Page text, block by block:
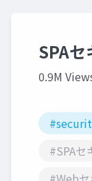
SPA
0.9M
#SPAセ